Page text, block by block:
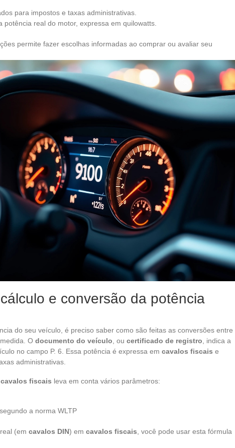
para impostos e taxas administrativas.
potência real do motor, expressa em quilowatts.
permite fazer escolhas informadas ao comprar ou avaliar seu
e conversão da potência
do seu veículo, é preciso saber como são feitas as conversões entre
O documento do veículo , ou certificado de registro , indica a
no campo P. 6. Essa potência é expressa em cavalos fiscais e
administrativas.
cavalos fiscais leva em conta vários parâmetros:
, segundo a norma WLTP
(em cavalos DIN) em cavalos fiscais , você pode usar esta fórmula